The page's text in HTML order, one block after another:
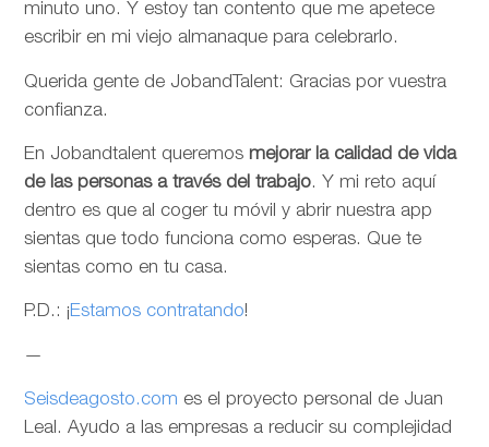
minuto uno. Y estoy tan contento que me apetece
escribir en mi viejo almanaque para celebrarlo.
Querida gente de JobandTalent: Gracias por vuestra
confianza.
En Jobandtalent queremos mejorar la calidad de vida
de las personas a través del trabajo. Y mi reto aquí
dentro es que al coger tu móvil y abrir nuestra app
sientas que todo funciona como esperas. Que te
sientas como en tu casa.
P.D.: ¡Estamos contratando!
—
Seisdeagosto.com es el proyecto personal de Juan
Leal. Ayudo a las empresas a reducir su complejidad